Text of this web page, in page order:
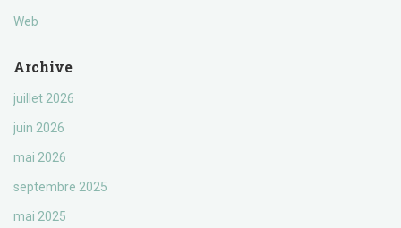
Web
Archive
juillet 2026
juin 2026
mai 2026
septembre 2025
mai 2025